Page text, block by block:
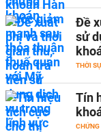
Đề
sử
THỜI SỰ
Tín
CHỨNG